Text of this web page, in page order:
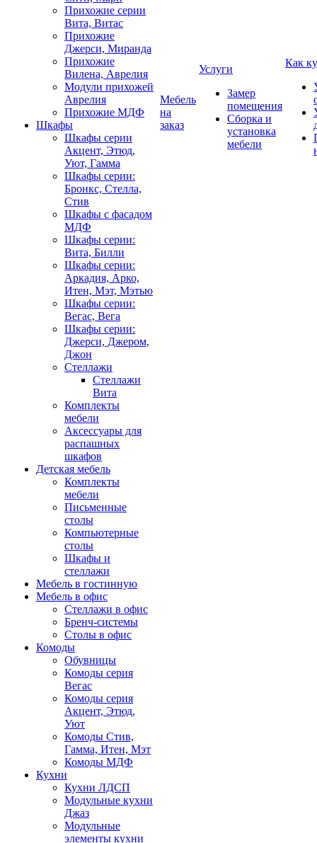
Прихожие серии
Вита, Витас
Прихожие
Джерси, Миранда
Прихожие
Вилена, Аврелия
Модули прихожей
Аврелия
Прихожие МДФ
Шкафы
Шкафы серии
Акцент, Этюд,
Уют, Гамма
Шкафы серии:
Бронкс, Стелла,
Стив
Шкафы с фасадом
МДФ
Шкафы серии:
Вита, Билли
Шкафы серии:
Аркадия, Арко,
Итен, Мэт, Мэтью
Шкафы серии:
Вегас, Вега
Шкафы серии:
Джерси, Джером,
Джон
Стеллажи
Стеллажи
Вита
Комплекты
мебели
Аксессуары для
распашных
шкафов
Детская мебель
Комплекты
мебели
Письменные
столы
Компьютерные
столы
Шкафы и
стеллажи
Мебель в гостинную
Мебель в офис
Стеллажи в офис
Бренч-системы
Столы в офис
Комоды
Обувницы
Комоды серия
Вегас
Комоды серия
Акцент, Этюд,
Уют
Комоды Стив,
Гамма, Итен, Мэт
Комоды МДФ
Кухни
Кухни ЛДСП
Модульные кухни
Джаз
Модульные
элементы кухни
Мебель
на
заказ
Услуги
Замер
помещения
Сборка и
установка
мебели
Как